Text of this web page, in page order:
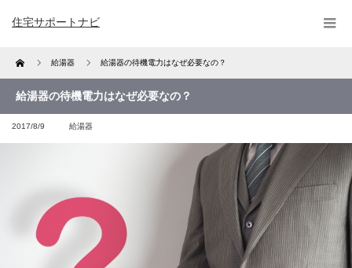
住宅サポートナビ
Home 給湯器 給湯器の待機電力はなぜ必要なの？
給湯器の待機電力はなぜ必要なの？
2017/8/9 給湯器